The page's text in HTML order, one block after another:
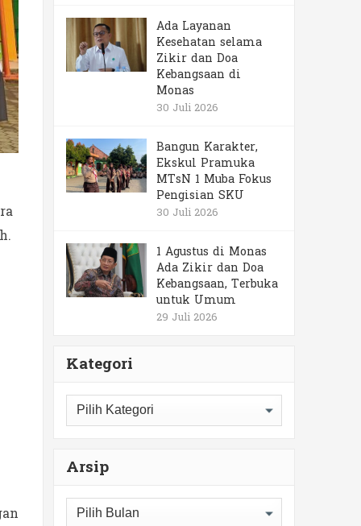
Ada Layanan
Kesehatan selama
Zikir dan Doa
Kebangsaan di
Monas
30 Juli 2026
Bangun Karakter,
Ekskul Pramuka
MTsN 1 Muba Fokus
Pengisian SKU
30 Juli 2026
1 Agustus di Monas
Ada Zikir dan Doa
Kebangsaan, Terbuka
untuk Umum
29 Juli 2026
Kategori
Kategori
Arsip
Arsip